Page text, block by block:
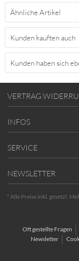
Ähnliche Artikel
Kunden kauften auch
Kunden haben sich
VERTRAG
INFOS
SERVICE
NEWSLETTER
* Alle Preise inkl. gesetzl.
Oft gestellte Fragen
Newsletter